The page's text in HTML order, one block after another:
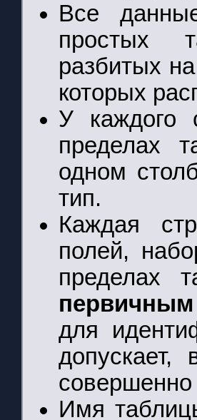
Все
простых
разбитых
которых
У каждого
пределах
одном
тип.
Каждая
полей,
пределах
для
допускает,
совершенно
Имя